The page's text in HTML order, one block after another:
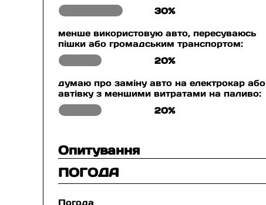
30%
менше використовую авто, пересуваюсь
пішки або громадським транспортом:
20%
думаю про заміну авто на електрокар або
автівку з меншими витратами на паливо:
20%
Опитування
ПОГОДА
Погода